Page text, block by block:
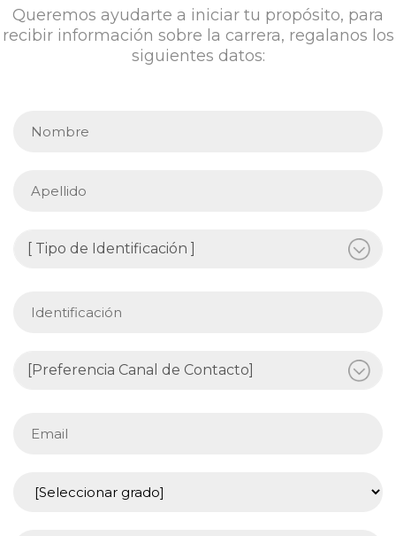
Queremos ayudarte a iniciar tu propósito, para
recibir información sobre la carrera, regalanos los
siguientes datos: